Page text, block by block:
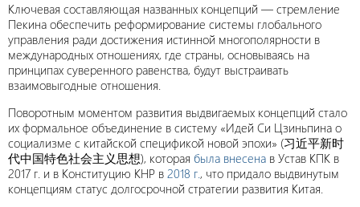
Ключевая составляющая названных концепций — стремление
Пекина обеспечить реформирование системы глобального
управления ради достижения истинной многополярности в
международных отношениях, где страны, основываясь на
принципах суверенного равенства, будут выстраивать
взаимовыгодные отношения.
Поворотным моментом развития выдвигаемых концепций стало
их формальное объединение в систему «Идей Си Цзиньпина о
социализме с китайской спецификой новой эпохи» (习近平新时
代中国特色社会主义思想), которая была внесена в Устав КПК в
2017 г. и в Конституцию КНР в 2018 г., что придало выдвинутым
концепциям статус долгосрочной стратегии развития Китая.